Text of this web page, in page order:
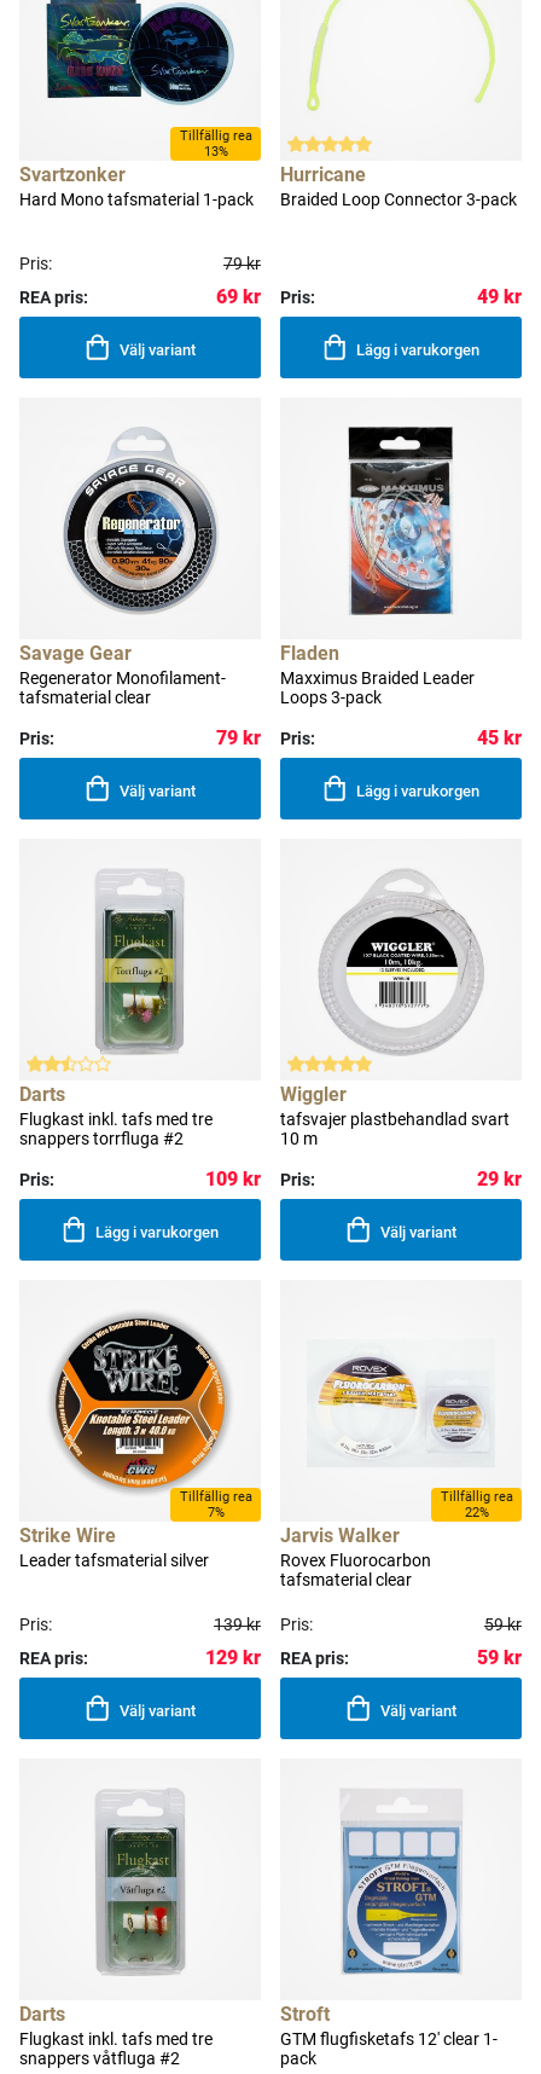
Tillfällig rea
13%
Svartzonker
Hard Mono tafsmaterial 1-pack
Pris:
79 kr
REA pris:
69 kr
Välj variant
Hurricane
Braided Loop Connector 3-pack
Pris: 49 kr
Lägg i varukorgen
Savage Gear
Regenerator Monofilament-
tafsmaterial clear
Pris: 79 kr
Välj variant
Fladen
Maxximus Braided Leader
Loops 3-pack
Pris: 45 kr
Lägg i varukorgen
Darts
Flugkast inkl. tafs med tre
snappers torrfluga #2
Pris: 109 kr
Lägg i varukorgen
Wiggler
tafsvajer plastbehandlad svart
10 m
Pris: 29 kr
Välj variant
Tillfällig rea
7%
Strike Wire
Leader tafsmaterial silver
Pris:
139 kr
REA pris:
129 kr
Välj variant
Tillfällig rea
22%
Jarvis Walker
Rovex Fluorocarbon
tafsmaterial clear
Pris:
59 kr
REA pris:
59 kr
Välj variant
Darts
Flugkast inkl. tafs med tre
snappers våtfluga #2
Stroft
GTM flugfisketafs 12' clear 1-
pack